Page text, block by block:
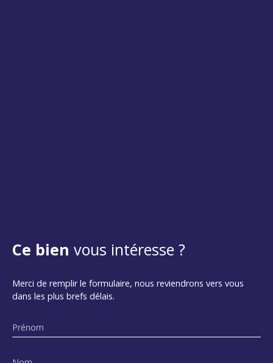
Ce bien vous intéresse ?
Merci de remplir le formulaire, nous reviendrons vers vous
dans les plus brefs délais.
Prénom